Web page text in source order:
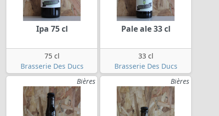
Ipa 75 cl
75 cl
Brasserie Des Ducs
Pale ale 33 cl
33 cl
Brasserie Des Ducs
Bières
Bières